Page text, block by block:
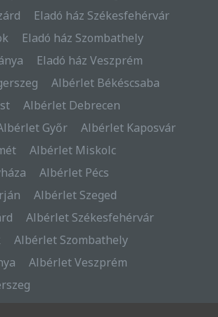
Eladó ház Székesfehérvár
Eladó ház Szombathely
Eladó ház Veszprém
Albérlet Békéscsaba
Albérlet Debrecen
Győr
Albérlet Kaposvár
Albérlet Miskolc
Albérlet Pécs
Albérlet Szeged
Albérlet Székesfehérvár
Albérlet Szombathely
Albérlet Veszprém